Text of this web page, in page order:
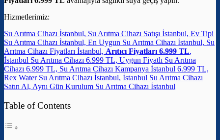
Hizmetlerimiz:
Su Arıtma Cihazı İstanbul, Su Arıtma Cihazı Satışı İstanbul, Ev Tipi
Su Arıtma Cihazı İstanbul, En Uygun Su Arıtma Cihazı İstanbul, Su
Arıtma Cihazı Fiyatları İstanbul, Arıtıcı Fiyatları 6.999 TL,
İstanbul Su Arıtma Cihazı 6.999 TL, Uygun Fiyatlı Su Arıtma
Cihazı 6.999 TL, Su Arıtma Cihazı Kampanya İstanbul 6.999 TL,
Rex Water Su Arıtma Cihazı İstanbul, İstanbul Su Arıtma Cihazı
Satın Al, Aynı Gün Kurulum Su Arıtma Cihazı İstanbul
Table of Contents